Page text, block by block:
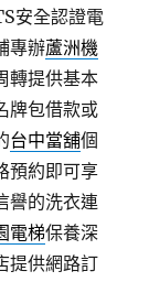
安全認證電
專辦蘆洲機
轉提供基本
牌包借款或
台中當舖個
預約即可享
譽的洗衣連
電梯保養深
提供網路訂